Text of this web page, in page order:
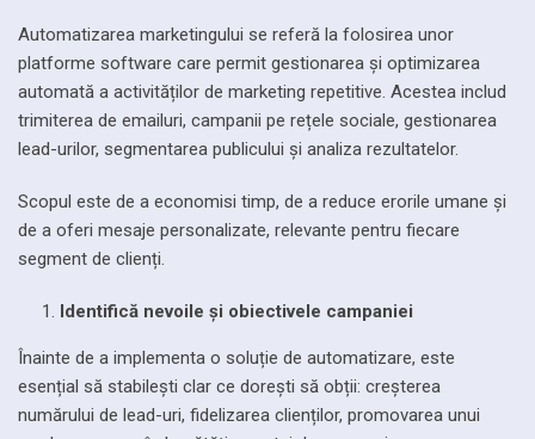
Automatizarea marketingului se referă la folosirea unor
platforme software care permit gestionarea și optimizarea
automată a activităților de marketing repetitive. Acestea includ
trimiterea de emailuri, campanii pe rețele sociale, gestionarea
lead-urilor, segmentarea publicului și analiza rezultatelor.
Scopul este de a economisi timp, de a reduce erorile umane și
de a oferi mesaje personalizate, relevante pentru fiecare
segment de clienți.
Identifică nevoile și obiectivele campaniei
Înainte de a implementa o soluție de automatizare, este
esențial să stabilești clar ce dorești să obții: creșterea
numărului de lead-uri, fidelizarea clienților, promovarea unui